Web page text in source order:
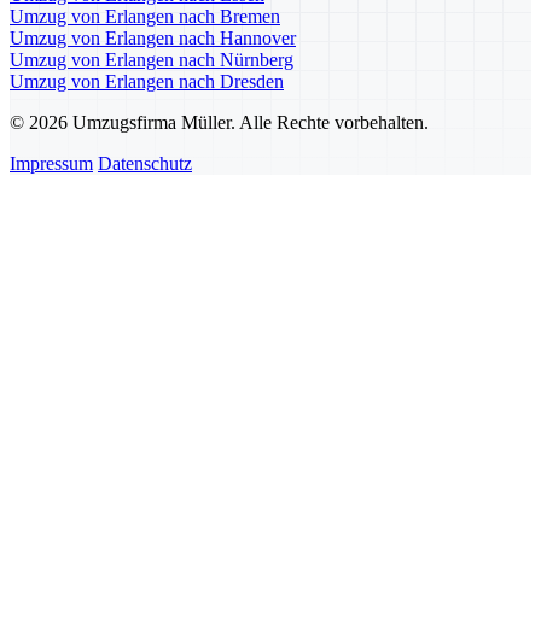
Umzug von Erlangen nach Bremen
Umzug von Erlangen nach Hannover
Umzug von Erlangen nach Nürnberg
Umzug von Erlangen nach Dresden
© 2026 Umzugsfirma Müller. Alle Rechte vorbehalten.
Impressum Datenschutz